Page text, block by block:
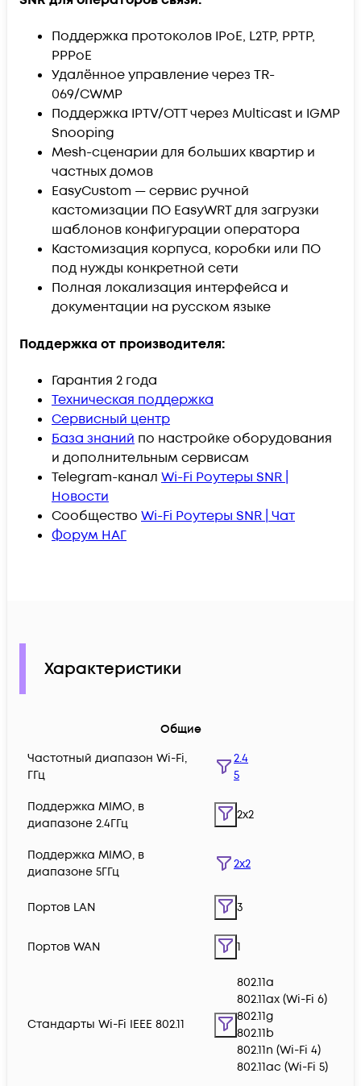
Поддержка протоколов IPoE, L2TP, PPTP,
PPPoE
Удалённое управление через TR-
069/CWMP
Поддержка IPTV/OTT через Multicast и IGMP
Snooping
Mesh-сценарии для больших квартир и
частных домов
EasyCustom — сервис ручной
кастомизации ПО EasyWRT для загрузки
шаблонов конфигурации оператора
Кастомизация корпуса, коробки или ПО
под нужды конкретной сети
Полная локализация интерфейса и
документации на русском языке
Поддержка от производителя:
Гарантия 2 года
Техническая поддержка
Сервисный центр
База знаний по настройке оборудования
и дополнительным сервисам
Telegram-канал Wi-Fi Роутеры SNR |
Новости
Сообщество Wi-Fi Роутеры SNR | Чат
Форум НАГ
Характеристики
Общие
Частотный диапазон Wi-Fi,
ГГц
2.4
5
Поддержка MIMO, в
диапазоне 2.4ГГц
2x2
Поддержка MIMO, в
диапазоне 5ГГц
2x2
Портов LAN 3
Портов WAN 1
Стандарты Wi-Fi IEEE 802.11
802.11a
802.11ax (Wi-Fi 6)
802.11g
802.11b
802.11n (Wi-Fi 4)
802.11ac (Wi-Fi 5)